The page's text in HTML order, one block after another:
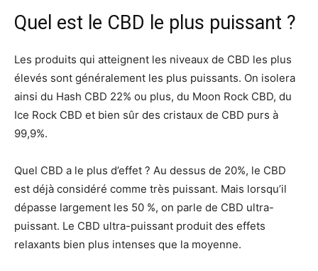
Quel est le CBD le plus puissant ?
Les produits qui atteignent les niveaux de CBD les plus
élevés sont généralement les plus puissants. On isolera
ainsi du Hash CBD 22% ou plus, du Moon Rock CBD, du
Ice Rock CBD et bien sûr des cristaux de CBD purs à
99,9%.
Quel CBD a le plus d’effet ? Au dessus de 20%, le CBD
est déjà considéré comme très puissant. Mais lorsqu’il
dépasse largement les 50 %, on parle de CBD ultra-
puissant. Le CBD ultra-puissant produit des effets
relaxants bien plus intenses que la moyenne.